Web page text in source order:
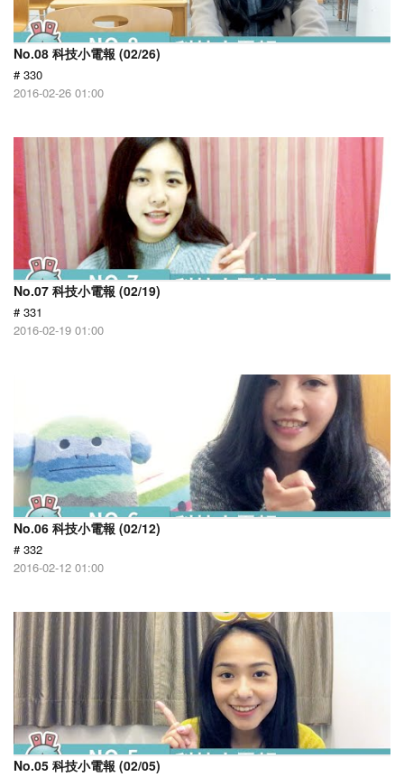
No.08 科技小電報 (02/26)
# 330
2016-02-26 01:00
No.07 科技小電報 (02/19)
# 331
2016-02-19 01:00
No.06 科技小電報 (02/12)
# 332
2016-02-12 01:00
No.05 科技小電報 (02/05)